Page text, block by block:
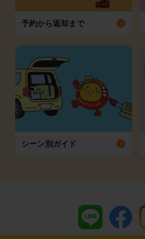
予約から返却まで
シーン別ガイド